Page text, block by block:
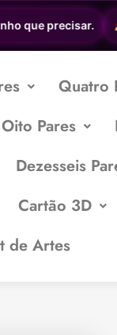
que precisar.
Quatro
Oito Pares
Dezesseis
Cartão 3D
de Artes